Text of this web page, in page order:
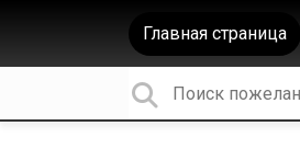
Главная страница